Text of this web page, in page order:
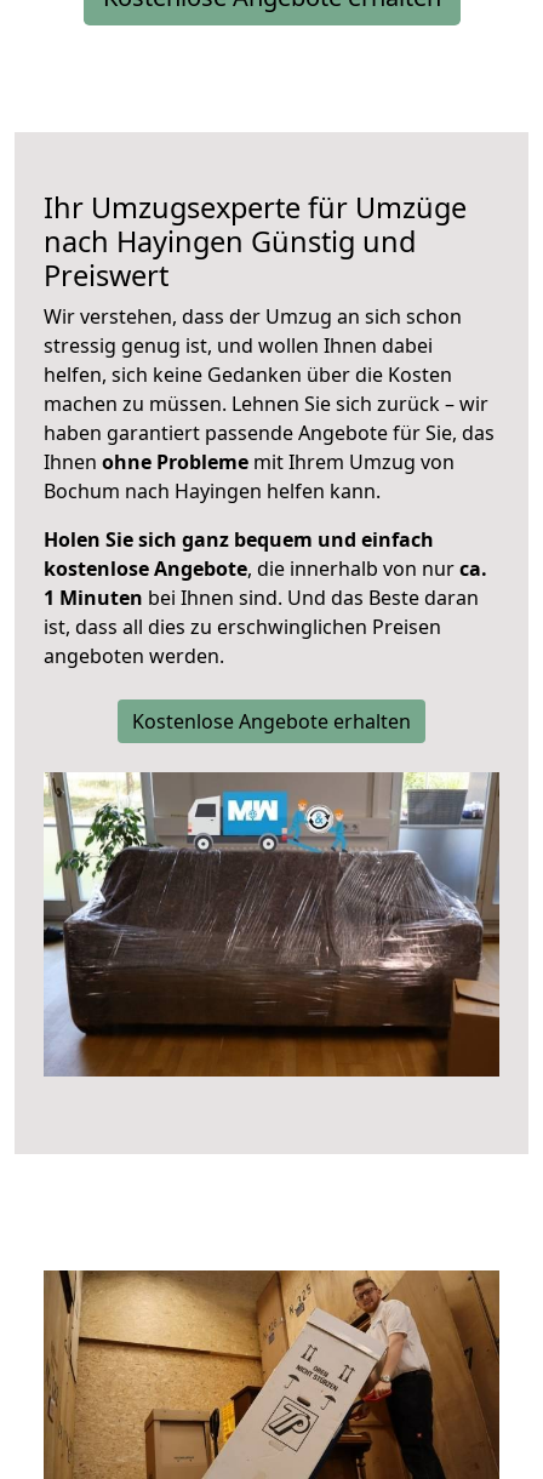
Ihr Umzugsexperte für Umzüge
nach Hayingen Günstig und
Preiswert
Wir verstehen, dass der Umzug an sich schon
stressig genug ist, und wollen Ihnen dabei
helfen, sich keine Gedanken über die Kosten
machen zu müssen. Lehnen Sie sich zurück – wir
haben garantiert passende Angebote für Sie, das
Ihnen ohne Probleme mit Ihrem Umzug von
Bochum nach Hayingen helfen kann.
Holen Sie sich ganz bequem und einfach
kostenlose Angebote, die innerhalb von nurca.
1 Minuten bei Ihnen sind. Und das Beste daran
ist, dass all dies zu erschwinglichen Preisen
angeboten werden.
Kostenlose Angebote erhalten